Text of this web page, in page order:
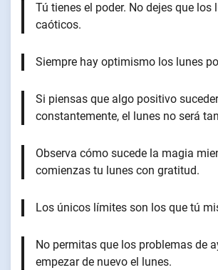
Tú tienes el poder. No dejes que los
caóticos.
Siempre hay optimismo los lunes
Si piensas que algo positivo
constantemente, el lunes no será
Observa cómo sucede la magia
comienzas tu lunes con gratitud.
Los únicos límites son los que tú
No permitas que los problemas de
empezar de nuevo el lunes.